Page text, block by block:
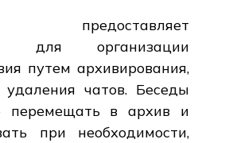
предоставляет
для организации
путем архивирования,
чатов. Беседы
перемещать в архив и
при необходимости,